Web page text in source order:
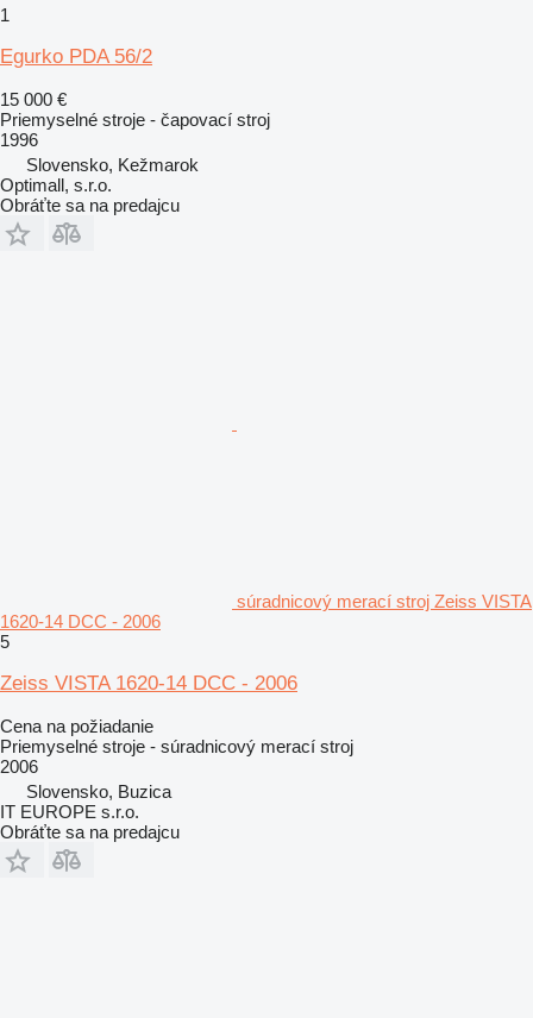
1
Egurko PDA 56/2
15 000 €
Priemyselné stroje - čapovací stroj
1996
Slovensko, Kežmarok
Optimall, s.r.o.
Obráťte sa na predajcu
súradnicový merací stroj Zeiss VISTA
1620-14 DCC - 2006
5
Zeiss VISTA 1620-14 DCC - 2006
Cena na požiadanie
Priemyselné stroje - súradnicový merací stroj
2006
Slovensko, Buzica
IT EUROPE s.r.o.
Obráťte sa na predajcu